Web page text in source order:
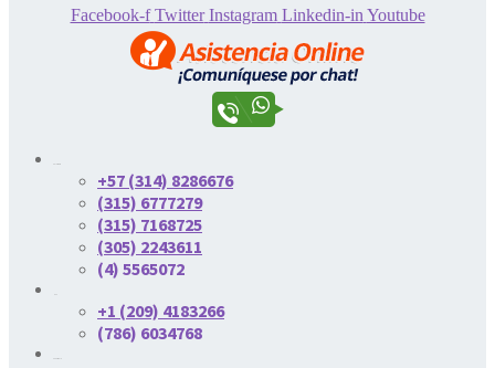
Facebook-f Twitter Instagram Linkedin-in Youtube
+57 (314) 8286676
(315) 6777279
(315) 7168725
(305) 2243611
(4) 5565072
+1 (209) 4183266
(786) 6034768